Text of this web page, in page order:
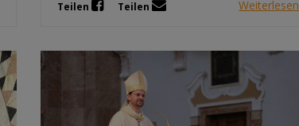
Teilen Teilen Weiterlesen